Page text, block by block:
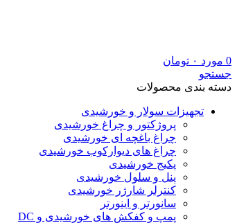
0 مورد ۰ تومان
جستجو
دسته بندی محصولات
تجهیزات سولار و خورشیدی
پروژکتور و چراغ خورشیدی
چراغ باغچه ای خورشیدی
چراغ های دیوارکوب خورشیدی
پکیج خورشیدی
پنل و سلول خورشیدی
کنترلر شارژر خورشیدی
سانورتر و اینورتر
پمپ و کفکش های خورشیدی و DC